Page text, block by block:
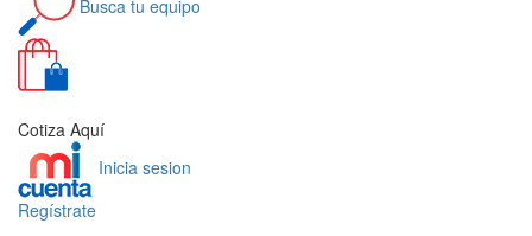
Busca tu equipo
Cotiza Aquí
Inicia sesion
Regístrate